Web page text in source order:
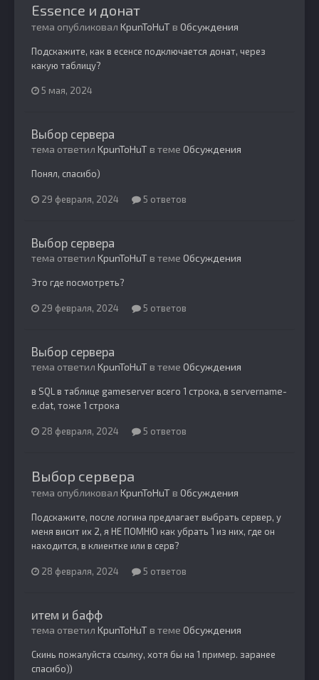
Essence и донат
тема опубликовал KpunToHuT в Обсуждения
Подскажите, как в есенсе подключается донат, через
какую таблицу?
5 мая, 2024
Выбор сервера
тема ответил KpunToHuT в теме Обсуждения
Понял, спасибо)
29 февраля, 2024 5 ответов
Выбор сервера
тема ответил KpunToHuT в теме Обсуждения
Это где посмотреть?
29 февраля, 2024 5 ответов
Выбор сервера
тема ответил KpunToHuT в теме Обсуждения
в SQL в таблице gameserver всего 1 строка, в servername-
e.dat, тоже 1 строка
28 февраля, 2024 5 ответов
Выбор сервера
тема опубликовал KpunToHuT в Обсуждения
Подскажите, после логина предлагает выбрать сервер, у
меня висит их 2, я НЕ ПОМНЮ как убрать 1 из них, где он
находится, в клиентке или в серв?
28 февраля, 2024 5 ответов
итем и бафф
тема ответил KpunToHuT в теме Обсуждения
Скинь пожалуйста ссылку, хотя бы на 1 пример. заранее
спасибо))